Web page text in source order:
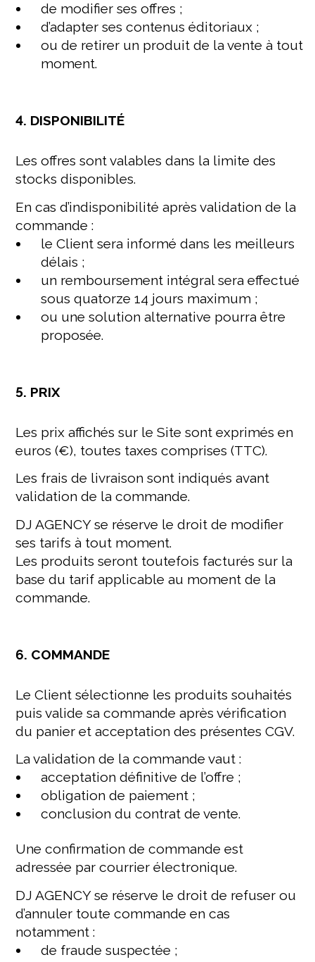
de modifier ses offres ;
d’adapter ses contenus éditoriaux ;
ou de retirer un produit de la vente à tout
moment.
4. DISPONIBILITÉ
Les offres sont valables dans la limite des
stocks disponibles.
En cas d’indisponibilité après validation de la
commande :
le Client sera informé dans les meilleurs
délais ;
un remboursement intégral sera effectué
sous quatorze 14 jours maximum ;
ou une solution alternative pourra être
proposée.
5. PRIX
Les prix affichés sur le Site sont exprimés en
euros (€), toutes taxes comprises (TTC).
Les frais de livraison sont indiqués avant
validation de la commande.
DJ AGENCY se réserve le droit de modifier
ses tarifs à tout moment.
Les produits seront toutefois facturés sur la
base du tarif applicable au moment de la
commande.
6. COMMANDE
Le Client sélectionne les produits souhaités
puis valide sa commande après vérification
du panier et acceptation des présentes CGV.
La validation de la commande vaut :
acceptation définitive de l’offre ;
obligation de paiement ;
conclusion du contrat de vente.
Une confirmation de commande est
adressée par courrier électronique.
DJ AGENCY se réserve le droit de refuser ou
d’annuler toute commande en cas
notamment :
de fraude suspectée ;